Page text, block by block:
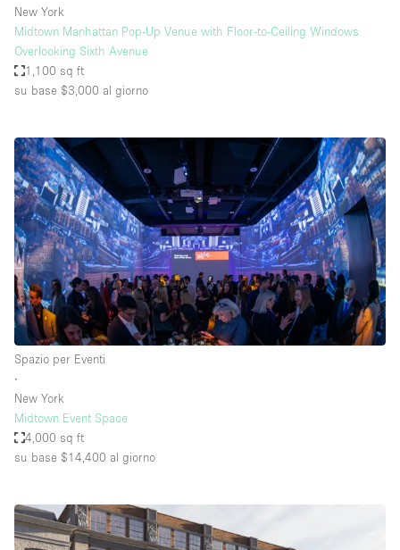
New York
Midtown Manhattan Pop-Up Venue with Floor-to-Ceiling Windows
Overlooking Sixth Avenue
1,100 sq ft
su base $3,000 al giorno
Spazio per Eventi
∙
New York
Midtown Event Space
4,000 sq ft
su base $14,400 al giorno